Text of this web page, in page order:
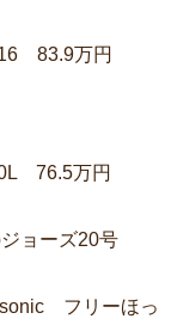
83.9万円
76.5万円
ョーズ20号
フリーほっ